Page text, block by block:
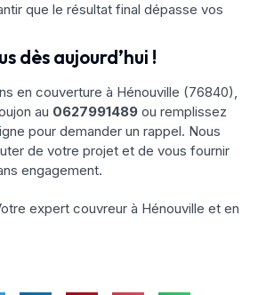
que le résultat final dépasse vos
dès aujourd’hui !
en couverture à Hénouville (76840),
au 0627991489 ou remplissez
pour demander un rappel. Nous
de votre projet et de vous fournir
engagement.
expert couvreur à Hénouville et en